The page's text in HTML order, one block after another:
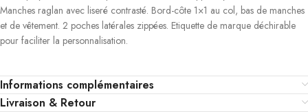
Manches raglan avec liseré contrasté. Bord-côte 1×1 au col, bas de manches
et de vêtement. 2 poches latérales zippées. Etiquette de marque déchirable
pour faciliter la personnalisation.
Informations complémentaires
Livraison & Retour